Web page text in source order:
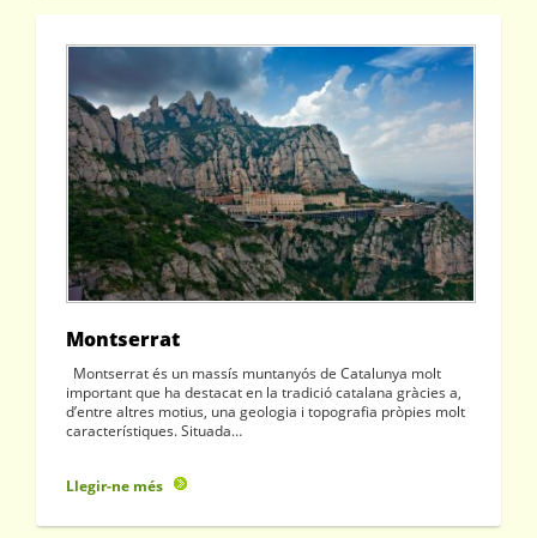
Montserrat
Montserrat és un massís muntanyós de Catalunya molt
important que ha destacat en la tradició catalana gràcies a,
d’entre altres motius, una geologia i topografia pròpies molt
característiques. Situada…
Llegir-ne més